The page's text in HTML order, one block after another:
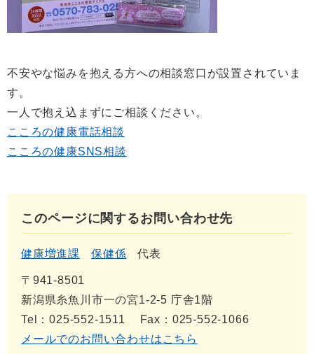
不安やな悩みを抱える方への相談窓口が設置されていま
す。
一人で抱え込まずにご相談ください。
こころの健康電話相談
こころの健康SNS相談
このページに関するお問い合わせ先
健康増進課 保健係 代表
〒941-8501
新潟県糸魚川市一の宮1-2-5 庁舎1階
Tel：025-552-1511
Fax：025-552-1066
メールでのお問い合わせはこちら